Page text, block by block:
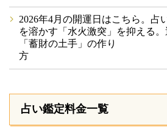
占い鑑定料金一覧
2026年4月の開運日はこちら。
を溶かす「水火激突」を抑える
「蓄財の土手」の作り